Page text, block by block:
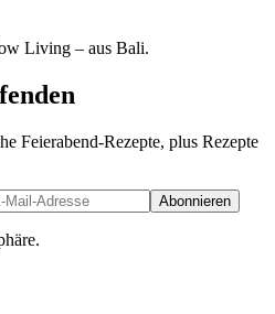
Living – aus Bali.
Feierabend-Rezepte, plus Rezepte
Abonnieren